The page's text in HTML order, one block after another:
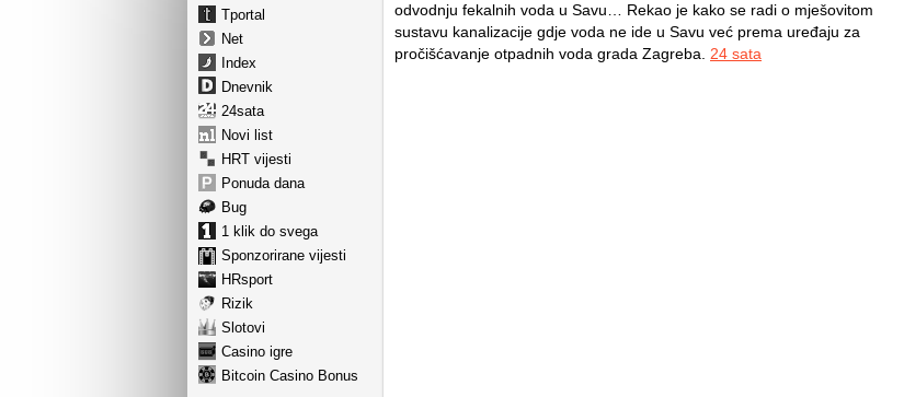
Tportal
Net
Index
Dnevnik
24sata
Novi list
HRT vijesti
Ponuda dana
Bug
1 klik do svega
Sponzorirane vijesti
HRsport
Rizik
Slotovi
Casino igre
Bitcoin Casino Bonus
odvodnju fekalnih voda u Savu… Rekao je kako se radi o mješovitom
sustavu kanalizacije gdje voda ne ide u Savu već prema uređaju za
pročišćavanje otpadnih voda grada Zagreba. 24 sata